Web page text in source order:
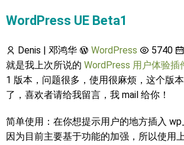
WordPress UE Beta1
Denis | 邓鸿华 WordPress 5740
就是我上次所说的 WordPress 用户体验插
1 版本，问题很多，使用很麻烦，这个版
了，喜欢者请给我留言，我 mail 给你！
简单使用：在你想提示用户的地方插入
因为目前主要基于功能的加强，所以使用